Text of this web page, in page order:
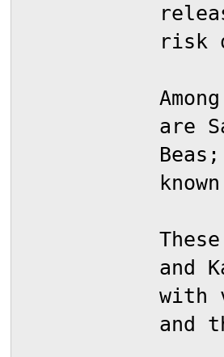
risk
are
and
with
and